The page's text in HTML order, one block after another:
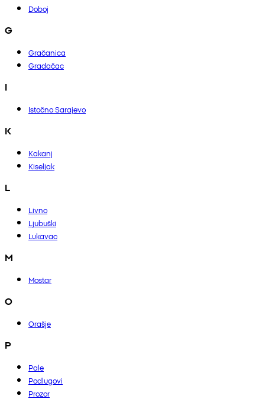
Doboj
G
Gračanica
Gradačac
I
Istočno Sarajevo
K
Kakanj
Kiseljak
L
Livno
Ljubuški
Lukavac
M
Mostar
O
Orašje
P
Pale
Podlugovi
Prozor